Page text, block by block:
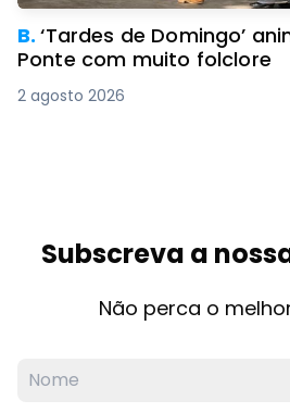
B.‘Tardes de Domingo’
Ponte com muito folclore
2 agosto 2026
Subscreva a
Não perca o